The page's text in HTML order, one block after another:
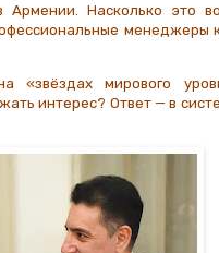
Насколько это
менеджеры
«звёздах мирового
интерес? Ответ — в